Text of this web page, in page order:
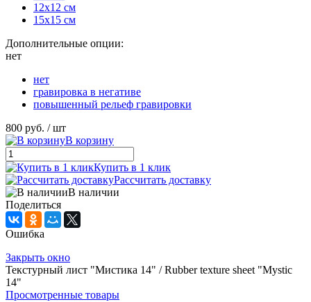
12х12 см
15х15 см
Дополнительные опции:
нет
нет
гравировка в негативе
повышенный рельеф гравировки
800 руб. / шт
В корзину
Купить в 1 клик
Рассчитать доставку
В наличии
Поделиться
Ошибка
Закрыть окно
Текстурный лист "Мистика 14" / Rubber texture sheet "Mystic
14"
Просмотренные товары